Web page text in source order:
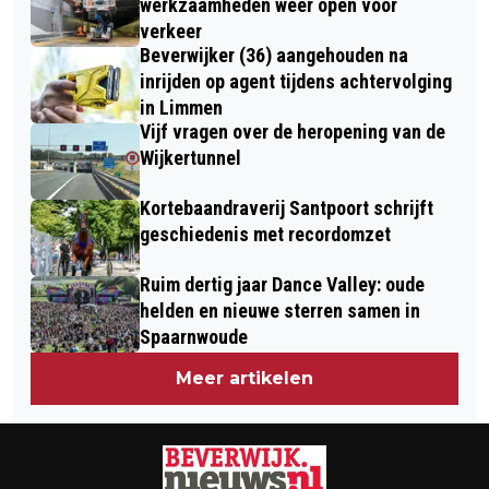
SNEEUW
werkzaamheden weer open voor
verkeer
Beverwijker (36) aangehouden na
inrijden op agent tijdens achtervolging
in Limmen
Vijf vragen over de heropening van de
Wijkertunnel
Kortebaandraverij Santpoort schrijft
geschiedenis met recordomzet
Ruim dertig jaar Dance Valley: oude
helden en nieuwe sterren samen in
Spaarnwoude
Meer artikelen